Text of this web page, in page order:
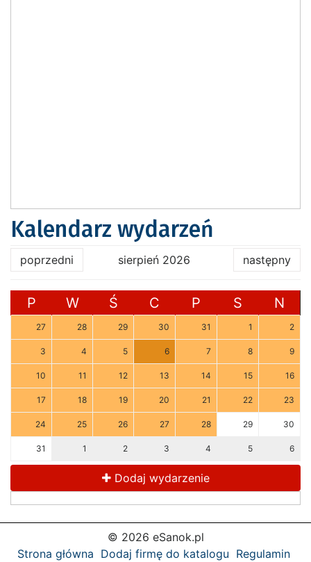
Kalendarz wydarzeń
poprzedni sierpień 2026 następny
P W Ś C P S N
27 28 29 30 31 1 2
3 4 5 6 7 8 9
10 11 12 13 14 15 16
17 18 19 20 21 22 23
24 25 26 27 28 29 30
31 1 2 3 4 5 6
Dodaj wydarzenie
© 2026 eSanok.pl
Strona główna Dodaj firmę do katalogu Regulamin